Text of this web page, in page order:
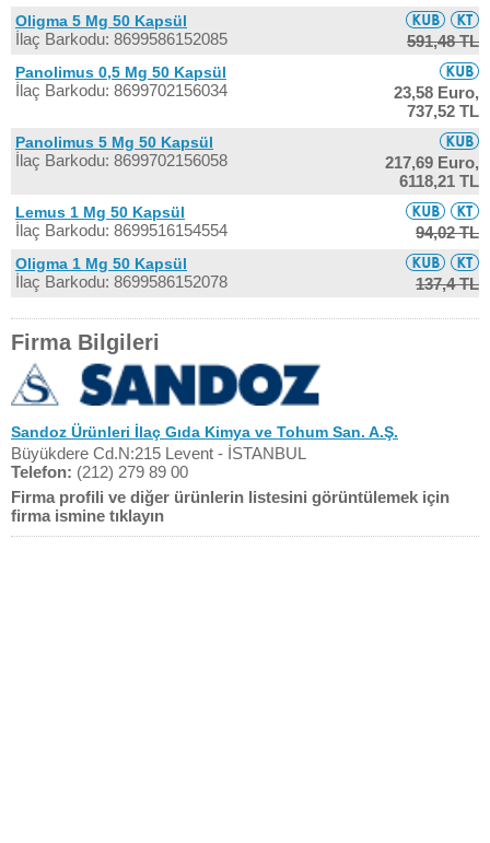
Oligma 5 Mg 50 Kapsül
İlaç Barkodu: 8699586152085 591,48 TL
Panolimus 0,5 Mg 50 Kapsül
İlaç Barkodu: 8699702156034
23,58 Euro,
737,52 TL
Panolimus 5 Mg 50 Kapsül
İlaç Barkodu: 8699702156058
217,69 Euro,
6118,21 TL
Lemus 1 Mg 50 Kapsül
İlaç Barkodu: 8699516154554 94,02 TL
Oligma 1 Mg 50 Kapsül
İlaç Barkodu: 8699586152078 137,4 TL
Firma Bilgileri
Sandoz Ürünleri İlaç Gıda Kimya ve Tohum San. A.Ş.
Büyükdere Cd.N:215 Levent - İSTANBUL
Telefon: (212) 279 89 00
Firma profili ve diğer ürünlerin listesini görüntülemek için
firma ismine tıklayın